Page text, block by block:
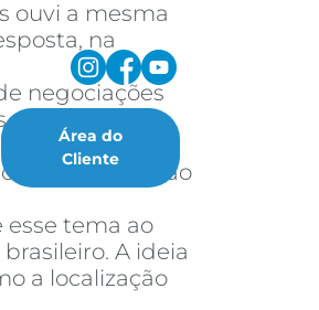
Área do
Cliente
ouvi a mesma
na
negociações
com
já vi
a região ao
tema ao
A ideia
a localização